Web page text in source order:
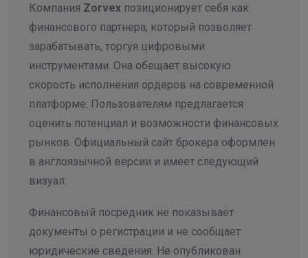
Компания Zorvex позиционирует себя как
финансового партнера, который позволяет
зарабатывать, торгуя цифровыми
инструментами. Она обещает высокую
скорость исполнения ордеров на современной
платформе. Пользователям предлагается
оценить потенциал и возможности финансовых
рынков. Официальный сайт брокера оформлен
в англоязычной версии и имеет следующий
визуал:
Финансовый посредник не показывает
документы о регистрации и не сообщает
юридические сведения. Не опубликован